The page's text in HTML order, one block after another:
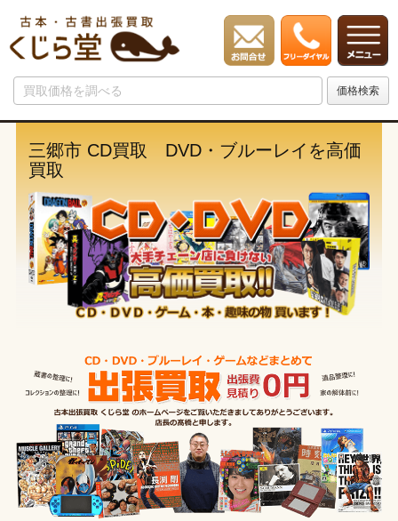
三郷市 CD買取 DVD・ブルーレイを高価
買取